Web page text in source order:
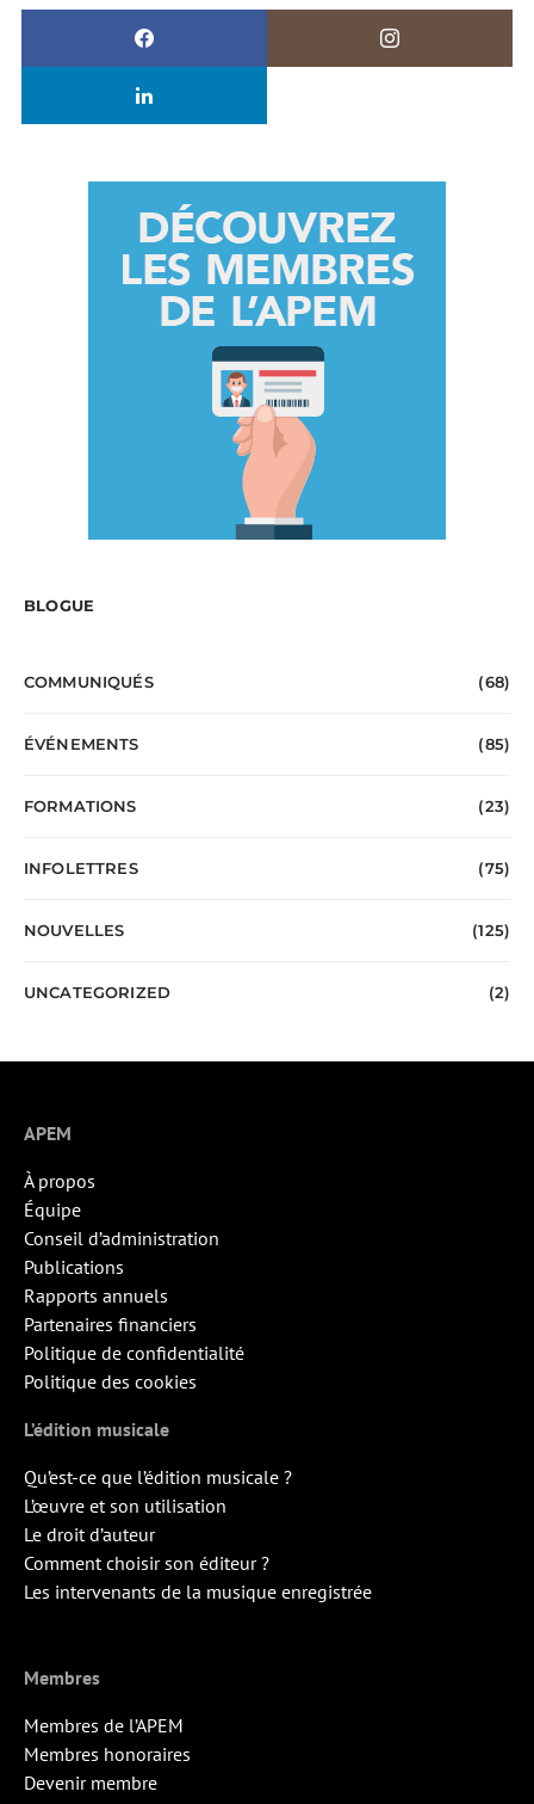
BLOGUE
COMMUNIQUÉS (68)
ÉVÉNEMENTS (85)
FORMATIONS (23)
INFOLETTRES (75)
NOUVELLES (125)
UNCATEGORIZED (2)
APEM
À propos
Équipe
Conseil d’administration
Publications
Rapports annuels
Partenaires financiers
Politique de confidentialité
Politique des cookies
L’édition musicale
Qu’est-ce que l’édition musicale ?
L’œuvre et son utilisation
Le droit d’auteur
Comment choisir son éditeur ?
Les intervenants de la musique enregistrée
Membres
Membres de l’APEM
Membres honoraires
Devenir membre